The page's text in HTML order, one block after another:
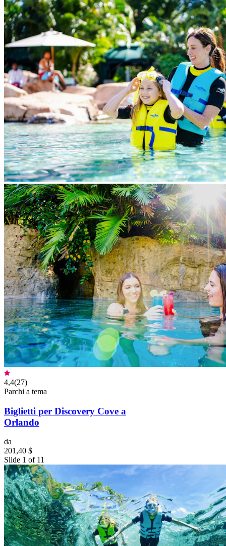
4,4(27)
Parchi a tema
Biglietti per Discovery Cove a
Orlando
da
201,40 $
Slide 1 of 11